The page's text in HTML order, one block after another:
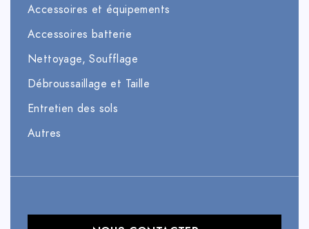
Accessoires et équipements
Accessoires batterie
Nettoyage, Soufflage
Débroussaillage et Taille
Entretien des sols
Autres